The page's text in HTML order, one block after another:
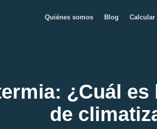
Quiénes somos Blog Calcular
¿Cuál
de